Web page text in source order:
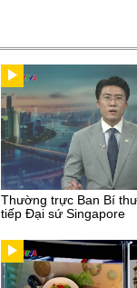
Thường trực Ban Bí
tiếp Đại sứ Singapore